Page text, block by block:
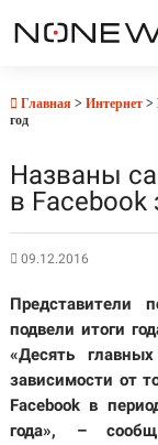
Главная > Интернет>
год
Названы
в Facebook
09.12.2016
Представители
подвели итоги
«Десять
зависимости от
Facebook в
года», –